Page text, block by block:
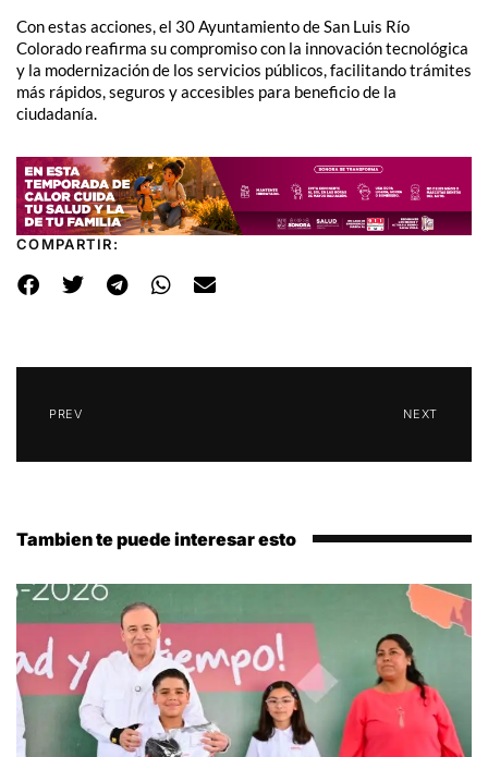
Con estas acciones, el 30 Ayuntamiento de San Luis Río
Colorado reafirma su compromiso con la innovación tecnológica
y la modernización de los servicios públicos, facilitando trámites
más rápidos, seguros y accesibles para beneficio de la
ciudadanía.
COMPARTIR:
PREV NEXT
Tambien te puede interesar esto